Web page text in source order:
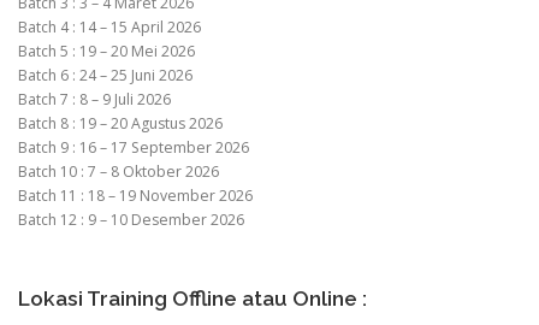
Batch 4 : 14 – 15 April 2026
Batch 5 : 19 – 20 Mei 2026
Batch 6 : 24 – 25 Juni 2026
Batch 7 : 8 – 9 Juli 2026
Batch 8 : 19 – 20 Agustus 2026
Batch 9 : 16 – 17 September 2026
Batch 10 : 7 – 8 Oktober 2026
Batch 11 : 18 – 19 November 2026
Batch 12 : 9 – 10 Desember 2026
Lokasi Training Offline atau Online :